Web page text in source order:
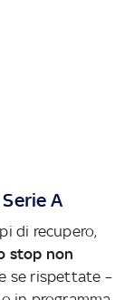
A
di recupero,
stop non
se rispettate –